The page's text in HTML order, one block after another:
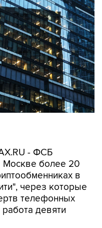
- ФСБ
Москве более 20
в
через которые
телефонных
девяти